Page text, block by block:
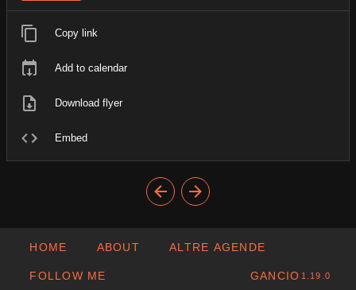
Copy link
Add to calendar
Download flyer
Embed
HOME ABOUT ALTRE AGENDE
FOLLOW ME GANCIO 1.19.0